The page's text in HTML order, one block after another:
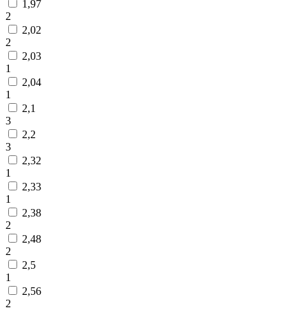
1,97
2
2,02
2
2,03
1
2,04
1
2,1
3
2,2
3
2,32
1
2,33
1
2,38
2
2,48
2
2,5
1
2,56
2